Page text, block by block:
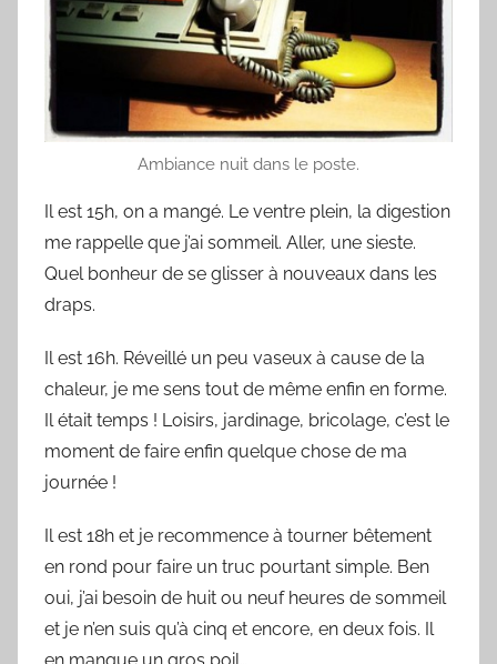
Ambiance nuit dans le poste.
Il est 15h, on a mangé. Le ventre plein, la digestion
me rappelle que j’ai sommeil. Aller, une sieste.
Quel bonheur de se glisser à nouveaux dans les
draps.
Il est 16h. Réveillé un peu vaseux à cause de la
chaleur, je me sens tout de même enfin en forme.
Il était temps ! Loisirs, jardinage, bricolage, c’est le
moment de faire enfin quelque chose de ma
journée !
Il est 18h et je recommence à tourner bêtement
en rond pour faire un truc pourtant simple. Ben
oui, j’ai besoin de huit ou neuf heures de sommeil
et je n’en suis qu’à cinq et encore, en deux fois. Il